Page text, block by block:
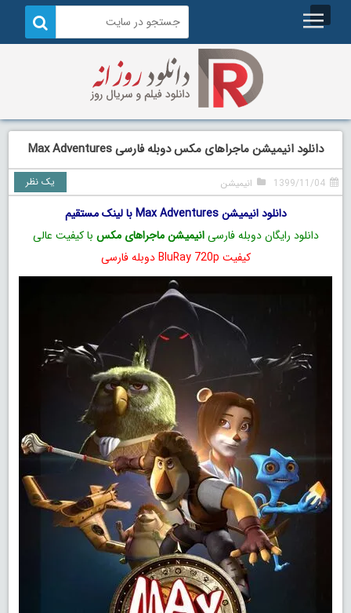
دانلود انیمیشن ماجراهای مکس دوبله فارسی Max Adventures
1399/11/04 انیمیشن یک نظر
دانلود انیمیشن Max Adventures با لینک مستقیم
دانلود رایگان دوبله فارسیانیمیشن ماجراهای مکس با کیفیت عالی
کیفیت BluRay 720p دوبله فارسی